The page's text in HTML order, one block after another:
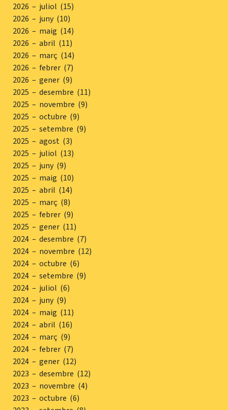
2026 – juliol (15)
2026 – juny (10)
2026 – maig (14)
2026 – abril (11)
2026 – març (14)
2026 – febrer (7)
2026 – gener (9)
2025 – desembre (11)
2025 – novembre (9)
2025 – octubre (9)
2025 – setembre (9)
2025 – agost (3)
2025 – juliol (13)
2025 – juny (9)
2025 – maig (10)
2025 – abril (14)
2025 – març (8)
2025 – febrer (9)
2025 – gener (11)
2024 – desembre (7)
2024 – novembre (12)
2024 – octubre (6)
2024 – setembre (9)
2024 – juliol (6)
2024 – juny (9)
2024 – maig (11)
2024 – abril (16)
2024 – març (9)
2024 – febrer (7)
2024 – gener (12)
2023 – desembre (12)
2023 – novembre (4)
2023 – octubre (6)